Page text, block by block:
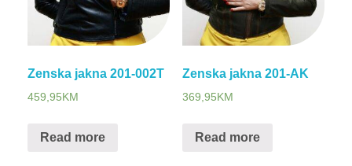
Zenska jakna 201-002T
459,95 KM
Read more
Zenska jakna 201-AK
369,95 KM
Read more